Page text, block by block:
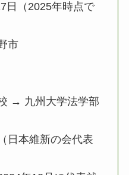
日（2025年時点で
市
→ 九州大学法学部
日本維新の会代表